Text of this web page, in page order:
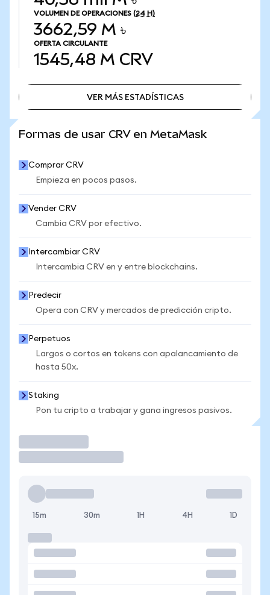
VOLUMEN DE OPERACIONES (24 H)
3662,59 M ৳
OFERTA CIRCULANTE
1545,48 M CRV
VER MÁS ESTADÍSTICAS
Formas de usar CRV en MetaMask
Comprar CRV
Empieza en pocos pasos.
Vender CRV
Cambia CRV por efectivo.
Intercambiar CRV
Intercambia CRV en y entre blockchains.
Predecir
Opera con CRV y mercados de predicción cripto.
Perpetuos
Largos o cortos en tokens con apalancamiento de
hasta 50x.
Staking
Pon tu cripto a trabajar y gana ingresos pasivos.
15m 30m 1H 4H 1D